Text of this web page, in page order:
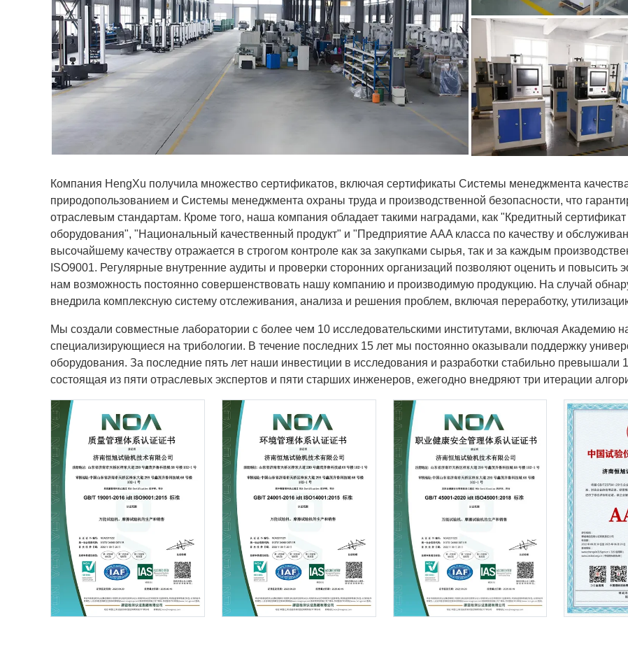
Компания HengXu получила множество сертификатов, включая сертификаты Системы менеджмента
природопользованием и Системы менеджмента охраны труда и производственной безопасности, что
отраслевым стандартам. Кроме того, наша компания обладает такими наградами, как "Кредитный
оборудования", "Национальный качественный продукт" и "Предприятие AAA класса по качеству и
высочайшему качеству отражается в строгом контроле как за закупками сырья, так и за каждым
ISO9001. Регулярные внутренние аудиты и проверки сторонних организаций позволяют оценить и повысить
нам возможность постоянно совершенствовать нашу компанию и производимую продукцию. На случай
внедрила комплексную систему отслеживания, анализа и решения проблем, включая переработку,
Мы создали совместные лаборатории с более чем 10 исследовательскими институтами, включая Академию
специализирующиеся на трибологии. В течение последних 15 лет мы постоянно оказывали поддержку
оборудования. За последние пять лет наши инвестиции в исследования и разработки стабильно превышали
состоящая из пяти отраслевых экспертов и пяти старших инженеров, ежегодно внедряют три итерации